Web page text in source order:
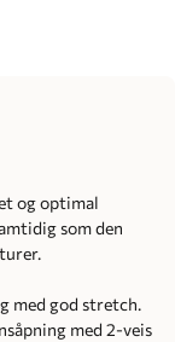
og optimal
som den
med god stretch.
med 2-veis